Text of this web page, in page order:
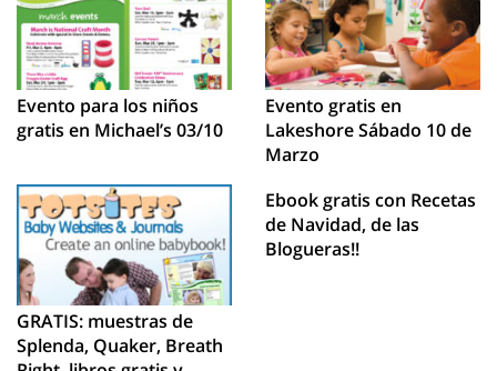
Evento para los niños
gratis en Michael’s 03/10
Evento gratis en
Lakeshore Sábado 10 de
Marzo
GRATIS: muestras de
Splenda, Quaker, Breath
Ebook gratis con Recetas
de Navidad, de las
Blogueras!!